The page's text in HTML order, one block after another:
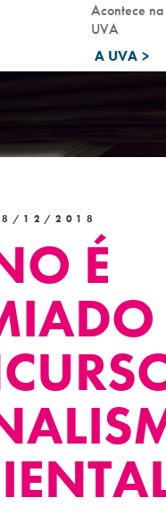
A UVA >
Acontece na
UVA
12/2018
É